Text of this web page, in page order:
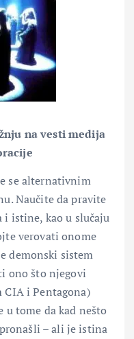
na vesti medija
se alternativnim
Naučite da pravite
istine, kao u slučaju
verovati onome
demonski sistem
ono što njegovi
i Pentagona)
u tome da kad nešto
– ali je istina